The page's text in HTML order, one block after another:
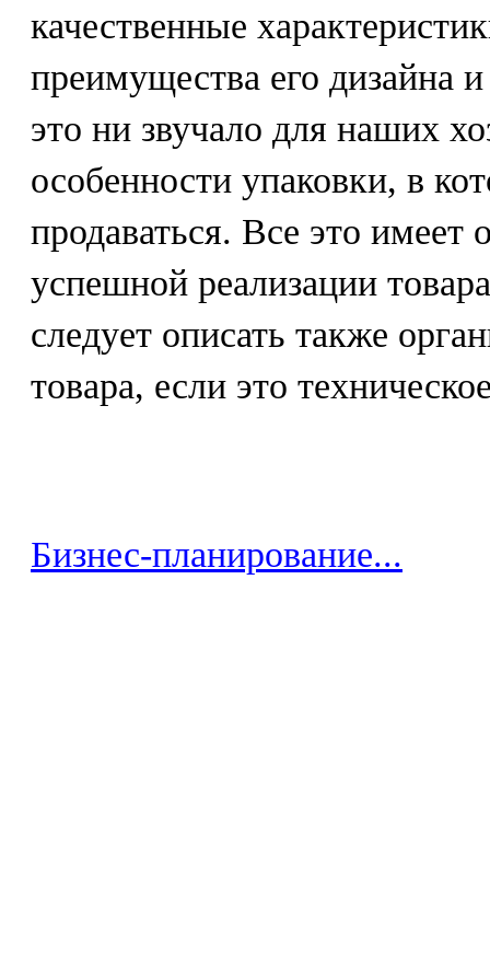
качественные
преимущества его дизайна
это ни звучало для наших
особенности упаковки, в
продаваться. Все это имеет
успешной реализации
следует описать также
товара, если это
Бизнес-планирование...